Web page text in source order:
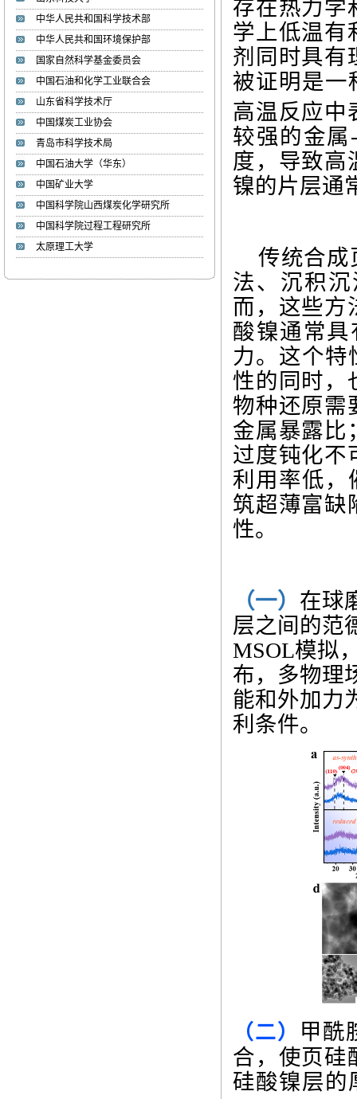
刘庆
»姓名：刘庆 ...
李湘萍
李 湘 萍 1985年生，博士、
学术教授、...
张文睿
张 文 睿 1986年，博士、副
教授、硕士生...
周海峰
中华人民共和国科学技术部
中华人民共和国环境保护部
国家自然科学基金委员会
中国石油和化学工业联合会
山东省科学技术厅
中国煤炭工业协会
青岛市科学技术局
中国石油大学（华东）
中国矿业大学
中国科学院山西煤炭化学研究所
中国科学院过程工程研究所
太原理工大学
存在热力学
学上低温有
剂同时具有
被证明是一
高温反应中
较强的金属
度，导致高
镍的片层通
传统合成
法、沉积
而，这些方
酸镍通常
力。这个特
性的同时，
物种还原需
金属暴露比
过度钝化不
利用率低，
筑超薄富缺
性。
（一） 在球
层之间的范
MSOL模拟
布，多物理
能和外加力
利条件。
（二）
甲酰
合，使页硅
硅酸镍层的